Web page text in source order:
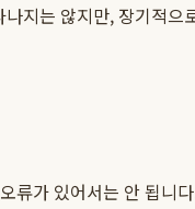
지는 않지만, 장기적
가 있어서는 안 됩니